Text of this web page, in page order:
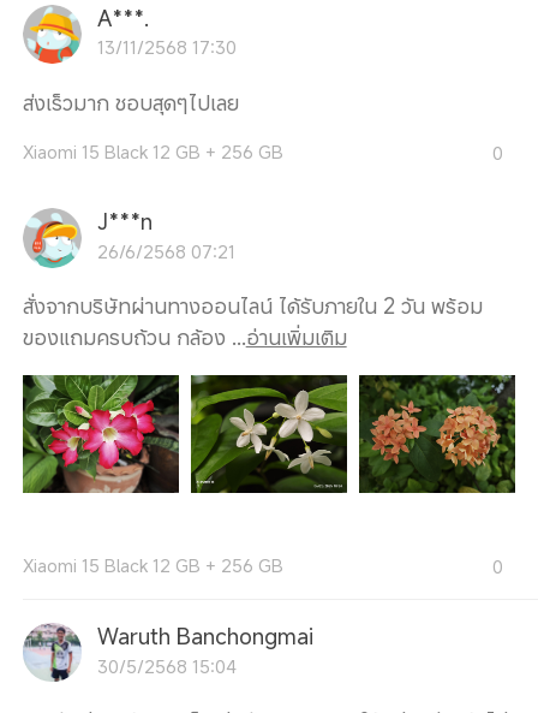
A***.
13/11/2568 17:30
ส่งเร็วมาก ชอบสุดๆไปเลย
Xiaomi 15 Black 12 GB + 256 GB 0
J***n
26/6/2568 07:21
สั่งจากบริษัทผ่านทางออนไลน์ ได้รับภายใน 2 วัน พร้อม
ของแถมครบถ้วน กล้อง ...อ่านเพิ่มเติม
Xiaomi 15 Black 12 GB + 256 GB 0
Waruth Banchongmai
30/5/2568 15:04